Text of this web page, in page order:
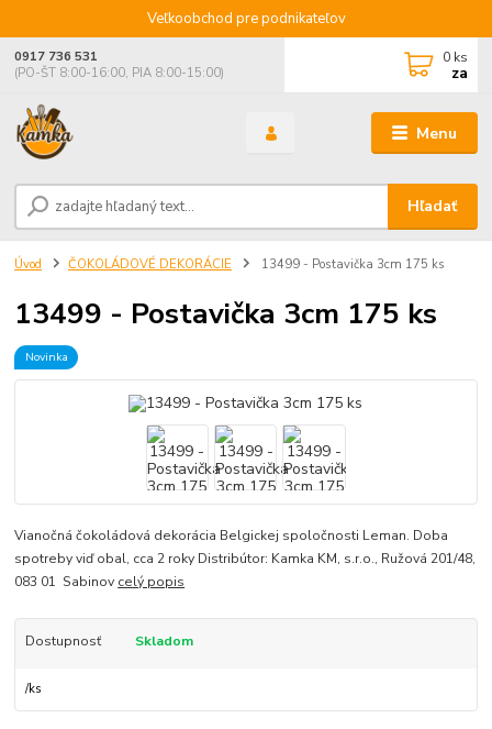
Veľkoobchod pre podnikateľov
Menu
Hľadať
0917 736 531
(PO-ŠT 8:00-16:00, PIA 8:00-15:00)
0 ks
za
Úvod ČOKOLÁDOVÉ DEKORÁCIE 13499 - Postavička 3cm 175 ks
13499 - Postavička 3cm 175 ks
Novinka
Vianočná čokoládová dekorácia Belgickej spoločnosti Leman. Doba
spotreby viď obal, cca 2 roky Distribútor: Kamka KM, s.r.o., Ružová 201/48,
083 01 Sabinov celý popis
Dostupnosť Skladom
/ks